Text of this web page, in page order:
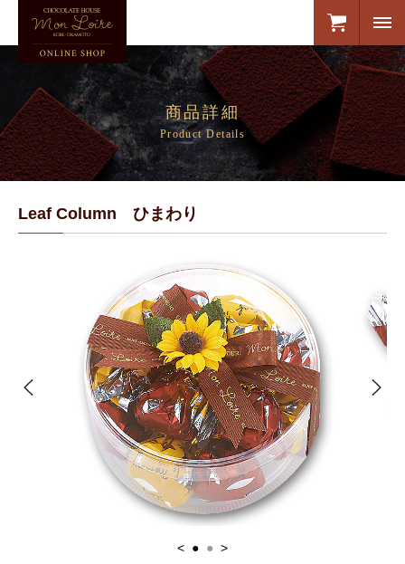
商品詳細
Product Details
Leaf Column ひまわり
< ● ● >